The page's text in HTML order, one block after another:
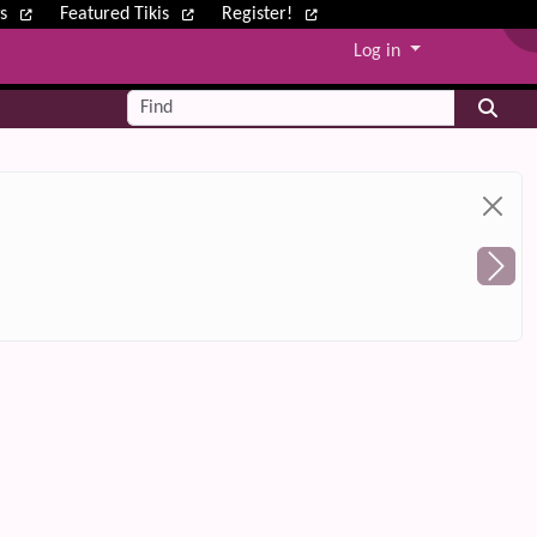
Featured Tikis Register!
Log in
Find